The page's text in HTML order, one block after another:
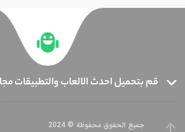
قم بتحميل احدث الالعاب والتطبيقات
جميع الحقوق محفوظة © 2024